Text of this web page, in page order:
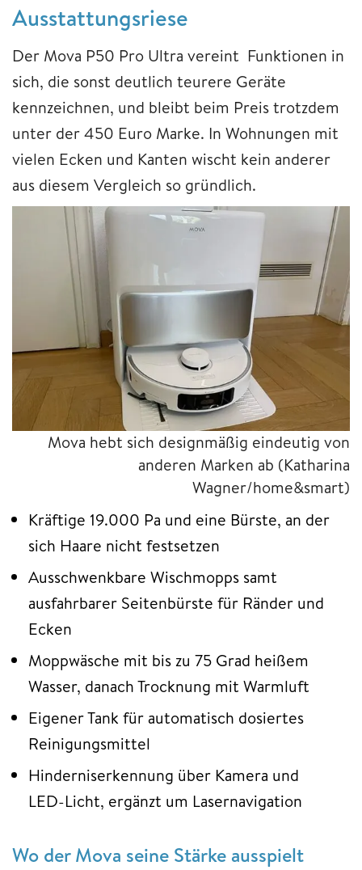
Ausstattungsriese
Der Mova P50 Pro Ultra vereint Funktionen in
sich, die sonst deutlich teurere Geräte
kennzeichnen, und bleibt beim Preis trotzdem
unter der 450 Euro Marke. In Wohnungen mit
vielen Ecken und Kanten wischt kein anderer
aus diesem Vergleich so gründlich.
Mova hebt sich designmäßig eindeutig von
anderen Marken ab (Katharina
Wagner/home&smart)
Kräftige 19.000 Pa und eine Bürste, an der
sich Haare nicht festsetzen
Ausschwenkbare Wischmopps samt
ausfahrbarer Seitenbürste für Ränder und
Ecken
Moppwäsche mit bis zu 75 Grad heißem
Wasser, danach Trocknung mit Warmluft
Eigener Tank für automatisch dosiertes
Reinigungsmittel
Hinderniserkennung über Kamera und
LED-Licht, ergänzt um Lasernavigation
Wo der Mova seine Stärke ausspielt